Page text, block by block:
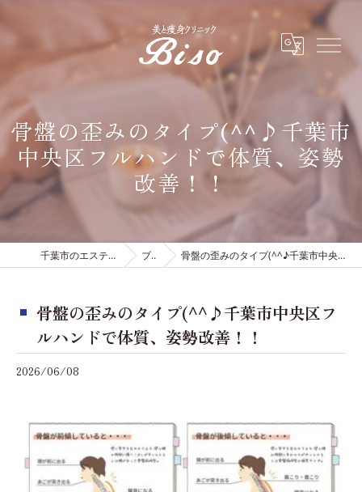
骨盤の歪みのタイプ(^^♪千葉市
中央区フルハンドで体質、姿勢
改善！！
千葉市のエステは有限会社ビソウ ブログ 骨盤の歪みのタイプ(^^♪千葉市中央区フルハンドで体質、姿勢改善！！
骨盤の歪みのタイプ(^^♪千葉市中央区フ
ルハンドで体質、姿勢改善！！
2026/06/08